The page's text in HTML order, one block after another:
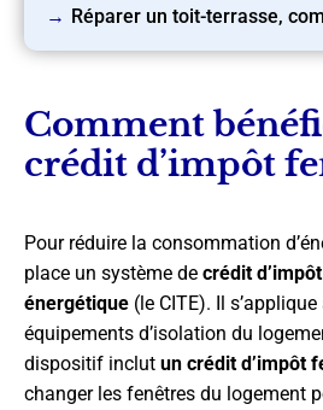
Réparer un toit-terrasse,
Comment
crédit d’impôt
Pour réduire la consommation
place un système de crédit
énergétique (le CITE). Il
équipements d’isolation du
dispositif inclut un crédit d’impôt
changer les fenêtres du logement